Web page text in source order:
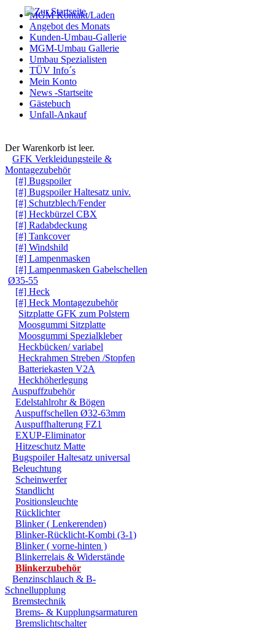
MGM Kontakt/Laden
Angebot des Monats
Kunden-Umbau-Gallerie
MGM-Umbau Gallerie
Umbau Spezialisten
TÜV Info´s
Mein Konto
News -Startseite
Gästebuch
Unfall-Ankauf
Der Warenkorb ist leer.
GFK Verkleidungsteile &
Montagezubehör
[#] Bugspoiler
[#] Bugspoiler Haltesatz univ.
[#] Schutzblech/Fender
[#] Heckbürzel CBX
[#] Radabdeckung
[#] Tankcover
[#] Windshild
[#] Lampenmasken
[#] Lampenmasken Gabelschellen
Ø35-55
[#] Heck
[#] Heck Montagezubehör
Sitzplatte GFK zum Polstern
Moosgummi Sitzplatte
Moosgummi Spezialkleber
Heckbücken/ variabel
Heckrahmen Streben /Stopfen
Batteriekasten V2A
Heckhöherlegung
Auspuffzubehör
Edelstahlrohr & Bögen
Auspuffschellen Ø32-63mm
Auspuffhalterung FZ1
EXUP-Eliminator
Hitzeschutz Matte
Bugspoiler Haltesatz universal
Beleuchtung
Scheinwerfer
Standlicht
Positionsleuchte
Rücklichter
Blinker ( Lenkerenden)
Blinker-Rücklicht-Kombi (3-1)
Blinker ( vorne-hinten )
Blinkerrelais & Widerstände
Blinkerzubehör
Benzinschlauch & B-
Schnellupplung
Bremstechnik
Brems- & Kupplungsarmaturen
Bremslichtschalter